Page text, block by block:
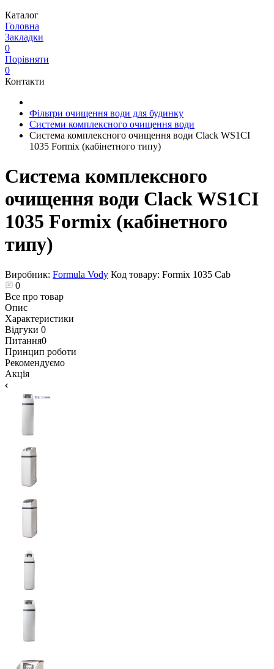
Каталог
Головна
Закладки
0
Порівняти
0
Контакти
Фільтри очищення води для будинку
Системи комплексного очищення води
Система комплексного очищення води Clack WS1CI
1035 Formix (кабінетного типу)
Система комплексного
очищення води Clack WS1CI
1035 Formix (кабінетного
типу)
Виробник: Formula Vody Код товару: Formix 1035 Cab
0
Все про товар
Опис
Характеристики
Відгуки 0
Питання0
Принцип роботи
Рекомендуємо
Акція